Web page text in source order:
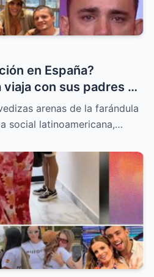
en España?
viaja con sus padres y
Palao
arenas de la farándula
social latinoamericana,…